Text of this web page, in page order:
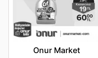
Onur Market